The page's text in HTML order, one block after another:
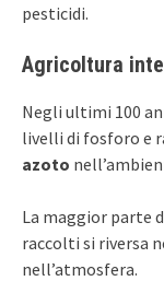
pesticidi.
Agricoltura
Negli ultimi 100
livelli di fosforo e
azoto
La maggior parte
raccolti si riversa
nell’atmosfera.